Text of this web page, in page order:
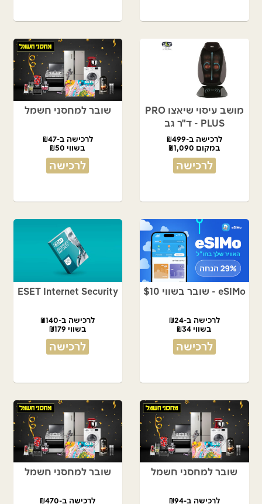
מושב עיסוי שיאצו PRO
PLUS - ד"ר גב
לרכישה ב-₪499
במקום ₪1,090
לרכישה
שובר למחסני חשמל
לרכישה ב-₪47
בשווי ₪50
לרכישה
eSIMo - שובר בשווי $10
לרכישה ב-₪24
בשווי ₪34
לרכישה
ESET Internet Security
לרכישה ב-₪140
בשווי ₪179
לרכישה
שובר למחסני חשמל
לרכישה ב-₪94
שובר למחסני חשמל
לרכישה ב-₪470